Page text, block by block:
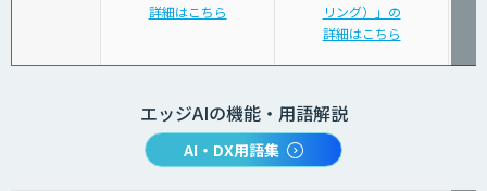
詳細はこちら
リング）」の
詳細はこちら
エッジAIの機能・用語解説
AI・DX用語集